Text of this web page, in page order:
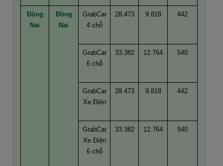
Đồng
Nai
Đồng
Nai
GrabCar
4 chỗ
28.473 9.818 442
GrabCar
6 chỗ
33.382 12.764 540
GrabCar
Xe Điện
28.473 9.818 442
GrabCar
Xe Điện
6 chỗ
33.382 12.764 540